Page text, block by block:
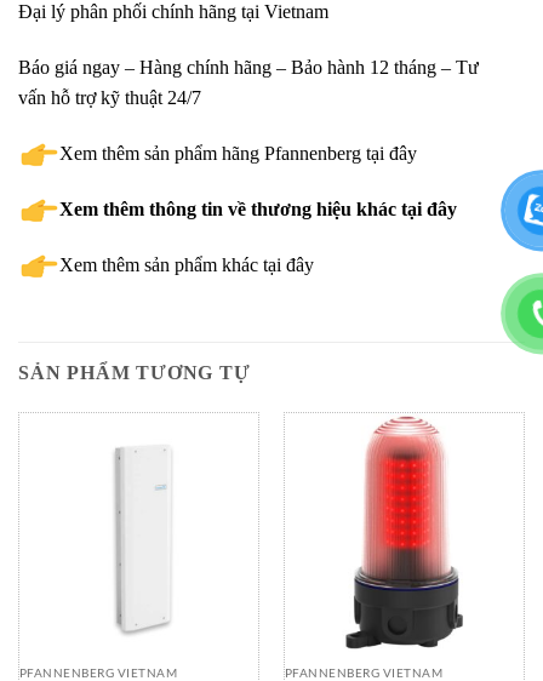
Đại lý phân phối chính hãng tại Vietnam
Báo giá ngay – Hàng chính hãng – Bảo hành 12 tháng – Tư
vấn hỗ trợ kỹ thuật 24/7
Xem thêm sản phẩm hãng Pfannenberg tại đây
Xem thêm thông tin về thương hiệu khác tại đây
Xem thêm sản phẩm khác tại đây
SẢN PHẨM TƯƠNG TỰ
PFANNENBERG VIETNAM PFANNENBERG VIETNAM